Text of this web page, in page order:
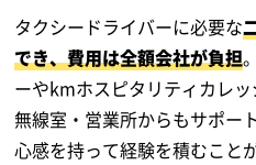
タクシードライバーに必要な
でき、費用は全額会社が負担
ーやkmホスピタリティカレッ
無線室・営業所からもサポー
心感を持って経験を積むこと